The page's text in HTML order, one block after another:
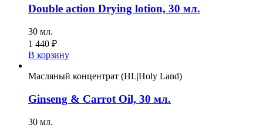
Double action Drying lotion, 30 мл.
30 мл.
1 440 ₽
В корзину
Масляный концентрат (HL|Holy Land)
Ginseng & Carrot Oil, 30 мл.
30 мл.